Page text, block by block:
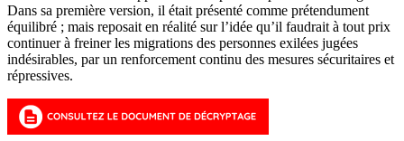
Dans sa première version, il était présenté comme prétendument
équilibré ; mais reposait en réalité sur l’idée qu’il faudrait à tout prix
continuer à freiner les migrations des personnes exilées jugées
indésirables, par un renforcement continu des mesures sécuritaires et
répressives.